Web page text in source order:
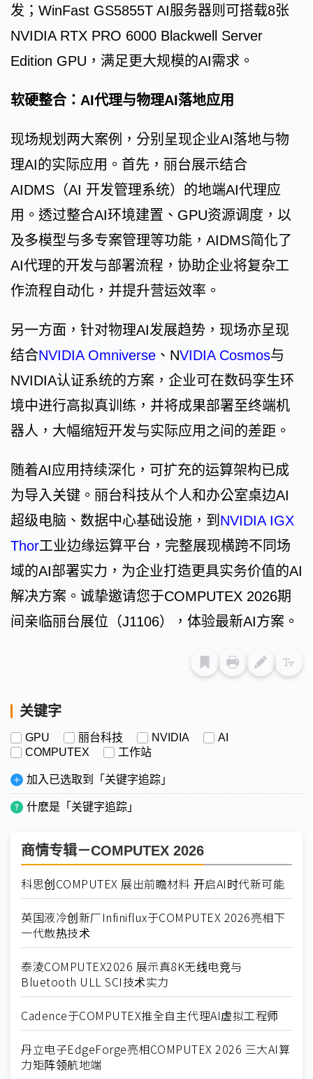
发；WinFast GS5855T AI服务器则可搭载8张
NVIDIA RTX PRO 6000 Blackwell Server
Edition GPU，满足更大规模的AI需求。
软硬整合：AI代理与物理AI落地应用
现场规划两大案例，分别呈现企业AI落地与物
理AI的实际应用。首先，丽台展示结合
AIDMS（AI 开发管理系统）的地端AI代理应
用。透过整合AI环境建置、GPU资源调度，以
及多模型与多专案管理等功能，AIDMS简化了
AI代理的开发与部署流程，协助企业将复杂工
作流程自动化，并提升营运效率。
另一方面，针对物理AI发展趋势，现场亦呈现
结合NVIDIA Omniverse 、NVIDIA Cosmos与
NVIDIA认证系统的方案，企业可在数码孪生环
境中进行高拟真训练，并将成果部署至终端机
器人，大幅缩短开发与实际应用之间的差距。
随着AI应用持续深化，可扩充的运算架构已成
为导入关键。丽台科技从个人和办公室桌边AI
超级电脑、数据中心基础设施，到 NVIDIA IGX
Thor工业边缘运算平台，完整展现横跨不同场
域的AI部署实力，为企业打造更具实务价值的AI
解决方案。诚挚邀请您于COMPUTEX 2026期
间亲临丽台展位（J1106），体验最新AI方案。
关键字
GPU 丽台科技 NVIDIA
AI
COMPUTEX
工作站
加入已选取到「关键字追踪」
什麽是「关键字追踪」
商情专辑－COMPUTEX 2026
科思创COMPUTEX 展出前瞻材料 开启AI时代新可能
英国液冷创新厂Infiniflux于COMPUTEX 2026亮相下
一代散热技术
泰淩COMPUTEX2026 展示真8K无线电竞与
Bluetooth ULL SCI技术实力
Cadence于COMPUTEX推全自主代理AI虚拟工程师
丹立电子EdgeForge亮相COMPUTEX 2026 三大AI算
力矩阵领航地端